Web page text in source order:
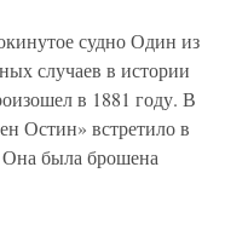
судно Один из
случаев в истории
в 1881 году. В
Остин» встретило в
была брошена